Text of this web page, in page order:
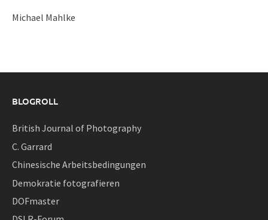
Michael Mahlke
BLOGROLL
British Journal of Photography
C. Garrard
Chinesische Arbeitsbedingungen
Demokratie fotografieren
DOFmaster